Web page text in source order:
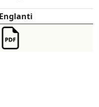
Englanti